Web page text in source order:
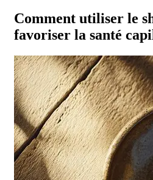
Comment utiliser le
favoriser la santé